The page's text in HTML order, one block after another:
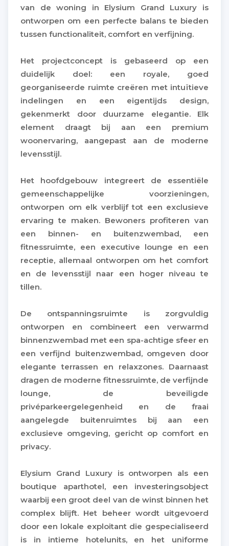
van de woning in Elysium Grand Luxury is
ontworpen om een ​​perfecte balans te bieden
tussen functionaliteit, comfort en verfijning.
Het projectconcept is gebaseerd op een
duidelijk doel: een royale, goed
georganiseerde ruimte creëren met intuïtieve
indelingen en een eigentijds design,
gekenmerkt door duurzame elegantie. Elk
element draagt ​​bij aan een premium
woonervaring, aangepast aan de moderne
levensstijl.
Het hoofdgebouw integreert de essentiële
gemeenschappelijke voorzieningen,
ontworpen om elk verblijf tot een exclusieve
ervaring te maken. Bewoners profiteren van
een binnen- en buitenzwembad, een
fitnessruimte, een executive lounge en een
receptie, allemaal ontworpen om het comfort
en de levensstijl naar een hoger niveau te
tillen.
De ontspanningsruimte is zorgvuldig
ontworpen en combineert een verwarmd
binnenzwembad met een spa-achtige sfeer en
een verfijnd buitenzwembad, omgeven door
elegante terrassen en relaxzones. Daarnaast
dragen de moderne fitnessruimte, de verfijnde
lounge, de beveiligde
privéparkeergelegenheid en de fraai
aangelegde buitenruimtes bij aan een
exclusieve omgeving, gericht op comfort en
privacy.
Elysium Grand Luxury is ontworpen als een
boutique aparthotel, een investeringsobject
waarbij een groot deel van de winst binnen het
complex blijft. Het beheer wordt uitgevoerd
door een lokale exploitant die gespecialiseerd
is in intieme hotelunits, en het uniforme